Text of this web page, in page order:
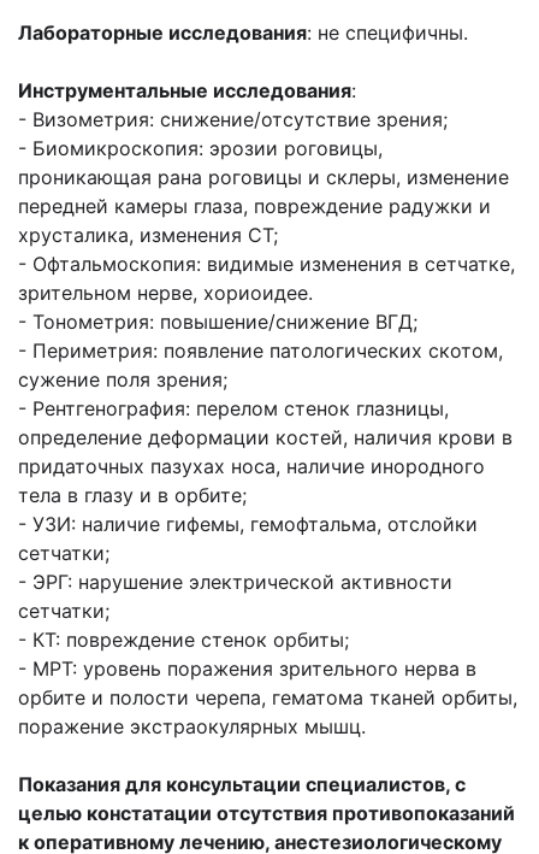
Лабораторные исследования: не специфичны.
Инструментальные исследования:
- Визометрия: снижение/отсутствие зрения;
- Биомикроскопия: эрозии роговицы,
проникающая рана роговицы и склеры, изменение
передней камеры глаза, повреждение радужки и
хрусталика, изменения СТ;
- Офтальмоскопия: видимые изменения в сетчатке,
зрительном нерве, хориоидее.
- Тонометрия: повышение/снижение ВГД;
- Периметрия: появление патологических скотом,
сужение поля зрения;
- Рентгенография: перелом стенок глазницы,
определение деформации костей, наличия крови в
придаточных пазухах носа, наличие инородного
тела в глазу и в орбите;
- УЗИ: наличие гифемы, гемофтальма, отслойки
сетчатки;
- ЭРГ: нарушение электрической активности
сетчатки;
- КТ: повреждение стенок орбиты;
- МРТ: уровень поражения зрительного нерва в
орбите и полости черепа, гематома тканей орбиты,
поражение экстраокулярных мышц.
Показания для консультации специалистов, с
целью констатации отсутствия противопоказаний
к оперативному лечению, анестезиологическому